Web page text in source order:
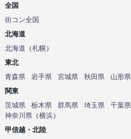
全国
街コン全国
北海道
北海道 （札幌）
東北
青森県
岩手県 宮城県 秋田県 山形県
関東
茨城県
栃木県 群馬県 埼玉県 千葉県
神奈川県 （横浜）
甲信越・北陸